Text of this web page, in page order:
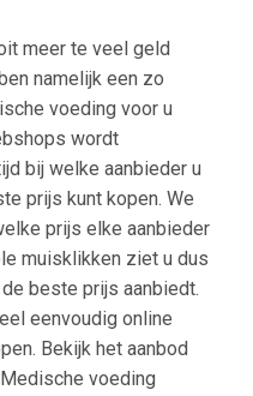
meer te veel geld
namelijk een zo
voeding voor u
wordt
bij welke aanbieder u
prijs kunt kopen. We
prijs elke aanbieder
muisklikken ziet u dus
beste prijs aanbiedt.
eenvoudig online
Bekijk het aanbod
voeding